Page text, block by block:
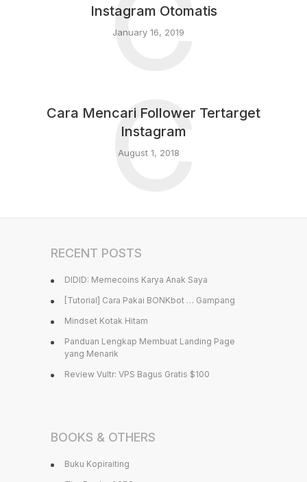
Instagram Otomatis
January 16, 2019
Cara Mencari Follower Tertarget
Instagram
August 1, 2018
C
RECENT POSTS
DIDID: Memecoins Karya Anak Saya
[Tutorial] Cara Pakai BONKbot … Gampang
Mindset Kotak Hitam
Panduan Lengkap Membuat Landing Page
yang Menarik
Review Vultr: VPS Bagus Gratis $100
BOOKS & OTHERS
Buku Kopiraiting